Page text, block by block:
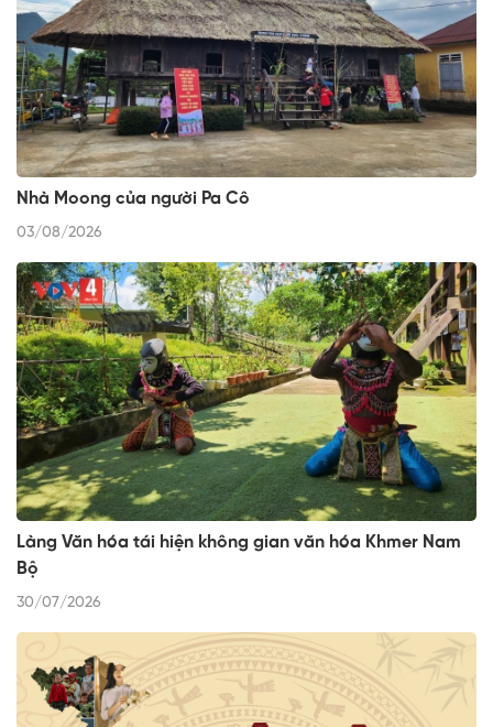
Nhà Moong của người Pa Cô
03/08/2026
Làng Văn hóa tái hiện không gian văn hóa Khmer Nam
Bộ
30/07/2026